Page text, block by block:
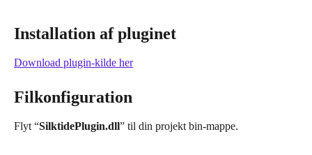
Installation af pluginet
Download plugin-kilde her
Filkonfiguration
Flyt “SilktidePlugin.dll” til din projekt bin-mappe.